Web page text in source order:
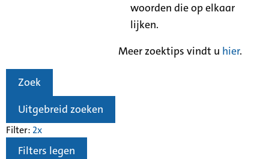
woorden die op elkaar
lijken.
Meer zoektips vindt u hier.
Zoek
Uitgebreid zoeken
Filter: 2x
Filters legen